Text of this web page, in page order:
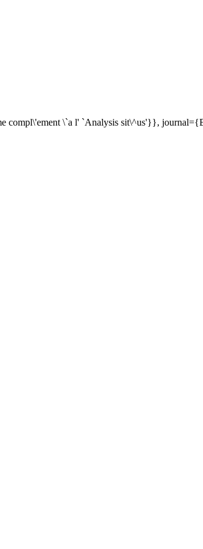
compl\'ement \`a l' `Analysis sit\^us'}},